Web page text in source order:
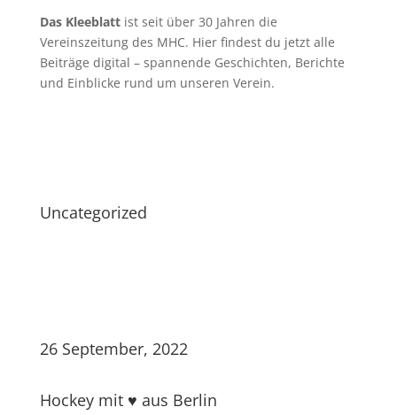
Das Kleeblattist seit über 30 Jahren die
Vereinszeitung des MHC. Hier findest du jetzt alle
Beiträge digital – spannende Geschichten, Berichte
und Einblicke rund um unseren Verein.
Uncategorized
26 September, 2022
Hockey mit ♥ aus Berlin